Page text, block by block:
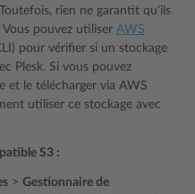
rien ne garantit qu’ils
pouvez utiliser AWS
pour vérifier si un stockage
Plesk. Si vous pouvez
et le télécharger via AWS
utiliser ce stockage avec
S3 :
> Gestionnaire de